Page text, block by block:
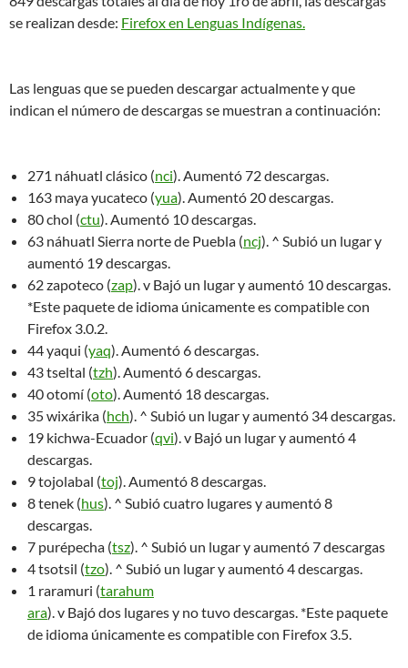
se realizan desde: Firefox en Lenguas Indígenas.
Las lenguas que se pueden descargar actualmente y que
indican el número de descargas se muestran a continuación:
271 náhuatl clásico (nci). Aumentó 72 descargas.
163 maya yucateco (yua). Aumentó 20 descargas.
80 chol (ctu). Aumentó 10 descargas.
63 náhuatl Sierra norte de Puebla (ncj). ^ Subió un lugar y
aumentó 19 descargas.
62 zapoteco (zap). v Bajó un lugar y aumentó 10 descargas.
*Este paquete de idioma únicamente es compatible con
Firefox 3.0.2.
44 yaqui (yaq). Aumentó 6 descargas.
43 tseltal (tzh). Aumentó 6 descargas.
40 otomí (oto). Aumentó 18 descargas.
35 wixárika (hch). ^ Subió un lugar y aumentó 34 descargas.
19 kichwa-Ecuador (qvi). v Bajó un lugar y aumentó 4
descargas.
9 tojolabal (toj). Aumentó 8 descargas.
8 tenek (hus). ^ Subió cuatro lugares y aumentó 8
descargas.
7 purépecha (tsz). ^ Subió un lugar y aumentó 7 descargas
4 tsotsil (tzo). ^ Subió un lugar y aumentó 4 descargas.
1 raramuri (tarahum
ara). v Bajó dos lugares y no tuvo descargas. *Este paquete
de idioma únicamente es compatible con Firefox 3.5.